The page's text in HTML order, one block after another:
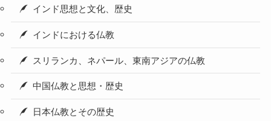
インド思想と文化、歴史
インドにおける仏教
スリランカ、ネパール、東南アジアの仏教
中国仏教と思想・歴史
日本仏教とその歴史